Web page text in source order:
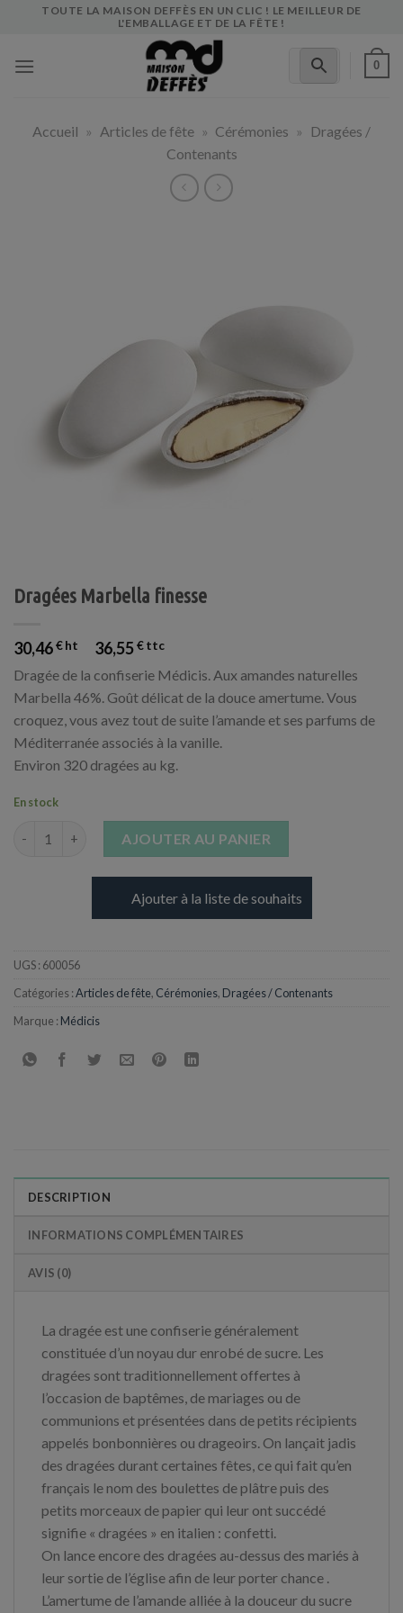
TOUTE LA MAISON DEFFÈS EN UN CLIC ! LE MEILLEUR DE
L'EMBALLAGE ET DE LA FÊTE !
0
Accueil » Articles de fête » Cérémonies »
Dragées /
Contenants
Dragées Marbella finesse
30,46€ 36,55€
Dragée de la confiserie Médicis. Aux amandes naturelles
Marbella 46%. Goût délicat de la douce amertume. Vous
croquez, vous avez tout de suite l’amande et ses parfums de
Méditerranée associés à la vanille.
Environ 320 dragées au kg.
En stock
AJOUTER AU PANIER
Ajouter à la liste de souhaits
UGS : 600056
Catégories :Articles de fête, Cérémonies, Dragées / Contenants
Marque : Médicis
DESCRIPTION
INFORMATIONS COMPLÉMENTAIRES
AVIS (0)
La dragée est une confiserie généralement
constituée d’un noyau dur enrobé de sucre. Les
dragées sont traditionnellement offertes à
l’occasion de baptêmes, de mariages ou de
communions et présentées dans de petits récipients
appelés bonbonnières ou drageoirs. On lançait jadis
des dragées durant certaines fêtes, ce qui fait qu’en
français le nom des boulettes de plâtre puis des
petits morceaux de papier qui leur ont succédé
signifie « dragées » en italien : confetti.
On lance encore des dragées au-dessus des mariés à
leur sortie de l’église afin de leur porter chance .
L’amertume de l’amande alliée à la douceur du sucre